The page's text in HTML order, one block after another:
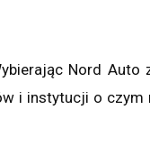
Nord
i instytucji o